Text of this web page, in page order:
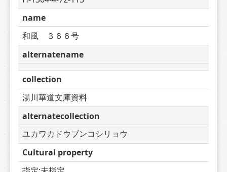
name
和風　３６６号
alternatename
collection
湯川華道文庫資料
alternatecollection
ユカワカドウブンコシリョウ
Cultural property